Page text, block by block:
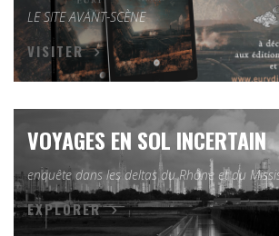
LE SITE AVANT-SCÈNE
VISITER
VOYAGES EN SOL INCERTAIN
enquête dans les deltas du Rhône et du
EXPLORER